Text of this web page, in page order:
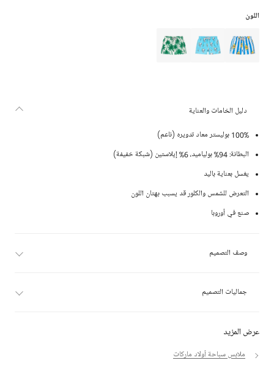
اللون
عرض المزيد
ملابس سباحة أولاد ماركات
دليل الخامات والعناية
100% بوليستر معاد تدويره (ناعم)
البطانة: 94% بولياميد، 6% إيلاستين (شبكة خفيفة)
يغسل بعناية باليد
التعرض للشمس والكلور قد يسبب بهتان اللون
صنع في أوروبا
وصف التصميم
جماليات التصميم